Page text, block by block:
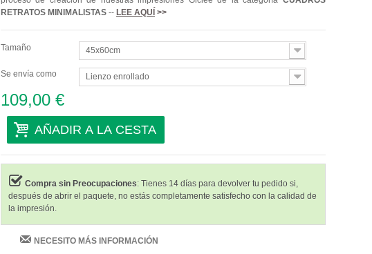
RETRATOS MINIMALISTAS-- LEE AQUÍ>>
Tamaño 45x60cm
Se envía como Lienzo enrollado
109,00 €
AÑADIR A LA CESTA
Compra sin Preocupaciones: Tienes 14 días para devolver tu pedido si,
después de abrir el paquete, no estás completamente satisfecho con la calidad de
la impresión.
NECESITO MÁS INFORMACIÓN